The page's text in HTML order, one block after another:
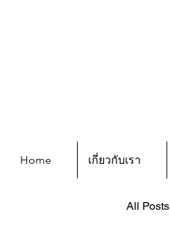
Home เกี่ยวกับเรา
All Posts